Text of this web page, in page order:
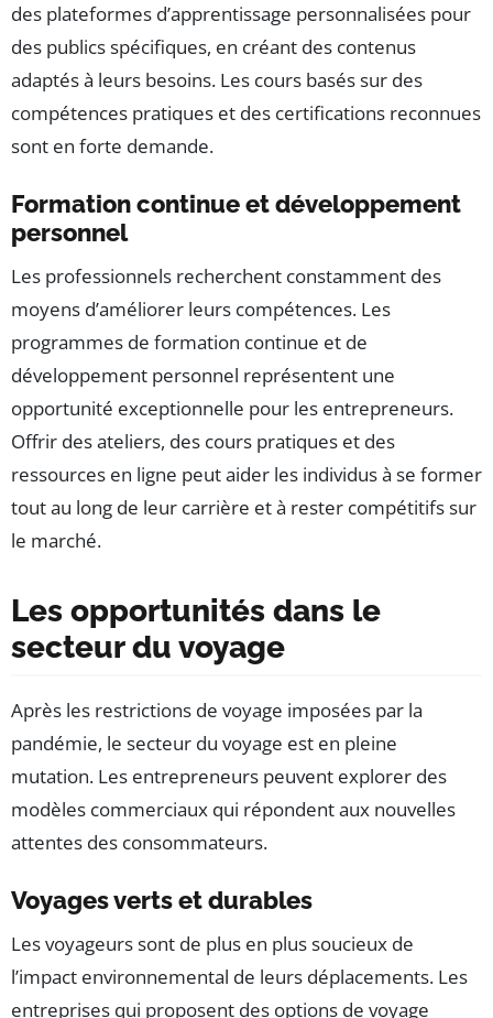
des plateformes d’apprentissage personnalisées pour
des publics spécifiques, en créant des contenus
adaptés à leurs besoins. Les cours basés sur des
compétences pratiques et des certifications reconnues
sont en forte demande.
Formation continue et développement
personnel
Les professionnels recherchent constamment des
moyens d’améliorer leurs compétences. Les
programmes de formation continue et de
développement personnel représentent une
opportunité exceptionnelle pour les entrepreneurs.
Offrir des ateliers, des cours pratiques et des
ressources en ligne peut aider les individus à se former
tout au long de leur carrière et à rester compétitifs sur
le marché.
Les opportunités dans le
secteur du voyage
Après les restrictions de voyage imposées par la
pandémie, le secteur du voyage est en pleine
mutation. Les entrepreneurs peuvent explorer des
modèles commerciaux qui répondent aux nouvelles
attentes des consommateurs.
Voyages verts et durables
Les voyageurs sont de plus en plus soucieux de
l’impact environnemental de leurs déplacements. Les
entreprises qui proposent des options de voyage